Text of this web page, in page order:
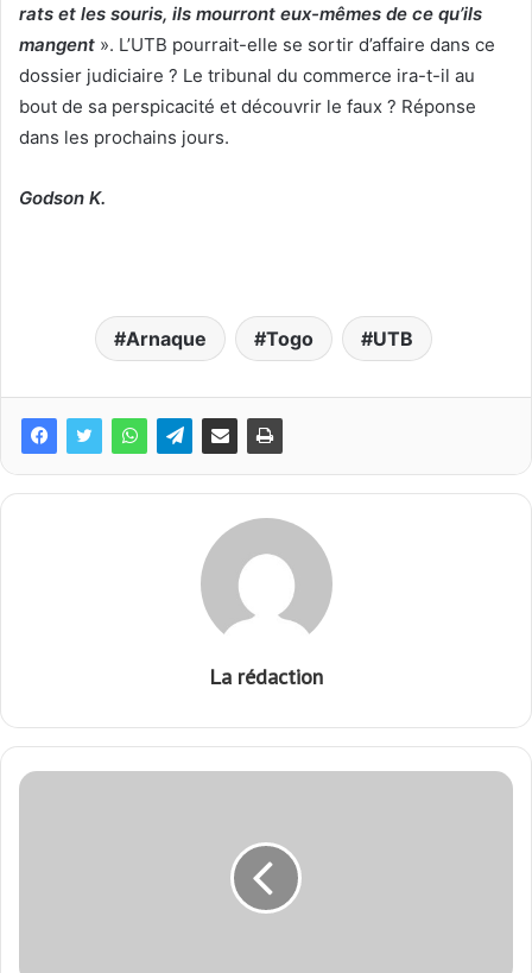
rats et les souris, ils mourront eux-mêmes de ce qu’ils
mangent ». L’UTB pourrait-elle se sortir d’affaire dans ce
dossier judiciaire ? Le tribunal du commerce ira-t-il au
bout de sa perspicacité et découvrir le faux ? Réponse
dans les prochains jours.
Godson K.
Arnaque Togo UTB
La rédaction